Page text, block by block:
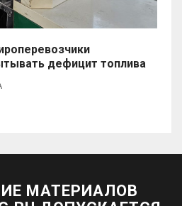
дефицит топлива
МАТЕРИАЛОВ